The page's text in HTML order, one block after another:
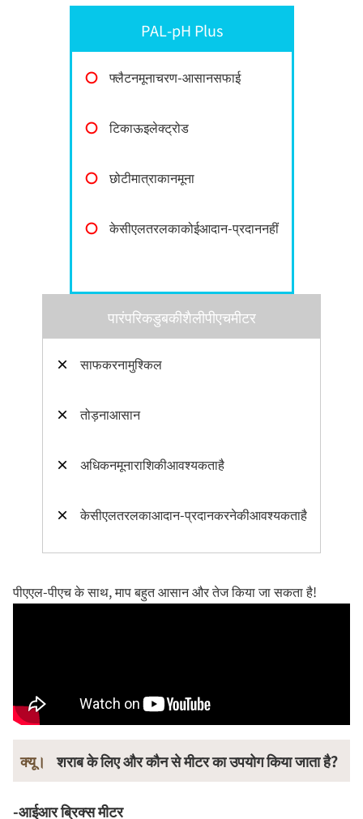
PAL-pH Plus
〇 फ्लैटनमूनाचरण-आसानसफाई
〇 टिकाऊइलेक्ट्रोड
〇 छोटीमात्राकानमूना
〇 केसीएलतरलकाकोईआदान-प्रदाननहीं
पारंपरिकडुबकीशैलीपीएचमीटर
× साफकरनामुश्किल
× तोड़नाआसान
× अधिकनमूनाराशिकीआवश्यकताहै
× केसीएलतरलकाआदान-प्रदानकरनेकीआवश्यकताहै
पीएएल-पीएच के साथ, माप बहुत आसान और तेज किया जा सकता है!
क्यू। शराब के लिए और कौन से मीटर का उपयोग किया जाता है?
-आईआर ब्रिक्स मीटर